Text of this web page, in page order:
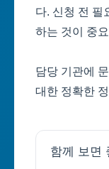
다. 신청 전 필
하는 것이 중
담당 기관에
대한 정확한
함께 보면